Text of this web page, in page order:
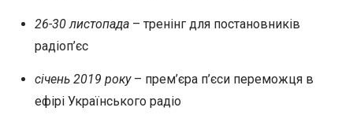
26-30 листопада– тренінг для постановників
радіоп’єс
січень 2019 року– прем’єра п’єси переможця в
ефірі Українського радіо